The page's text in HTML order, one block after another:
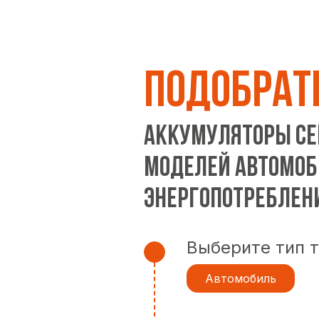
Аккумуляторы
моделей
Выберите тип
Автомобиль